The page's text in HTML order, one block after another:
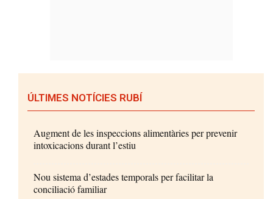
ÚLTIMES NOTÍCIES RUBÍ
Augment de les inspeccions alimentàries per prevenir
intoxicacions durant l’estiu
Nou sistema d’estades temporals per facilitar la
conciliació familiar